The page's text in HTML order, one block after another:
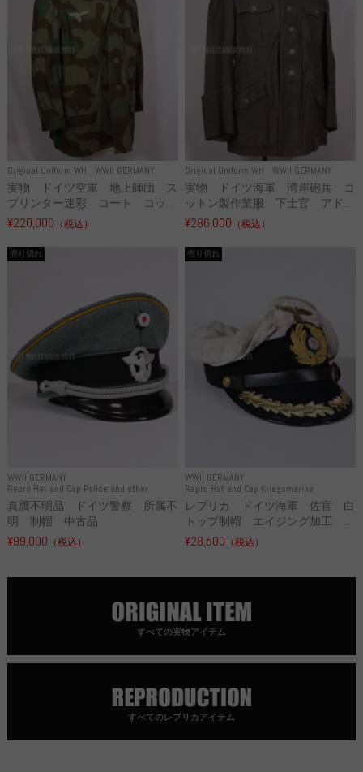
Original Uniform WH WWII GERMANY
実物 ドイツ空軍 地上師団 ス
プリンター迷彩 コート コッ...
¥220,000 （税込）
Original Uniform WH WWII GERMANY
実物 ドイツ海軍 湾岸砲兵 コ
ットン製作業服 下士官 アド...
¥286,000 （税込）
WWII GERMANY
Repro Hat and Cap Police and other
売り切れ
真贋不明品 ドイツ警察 所属不
明 制帽 中古品
¥99,000 （税込）
WWII GERMANY
Repro Hat and Cap Kriegsmarine
売り切れ
レプリカ ドイツ海軍 佐官 白
トップ制帽 エイジング加工 ...
¥28,500 （税込）
すべての実物アイテム
すべてのレプリカアイテム